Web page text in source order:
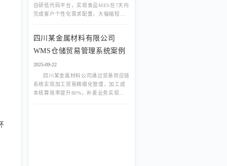
自研低代码平台，实现食品MES在7天内
完成客户个性化需求配置，大幅缩短交
四川某金属材料有限公司
WMS仓储贸易管理系统案例
2025-09-22
四川某金属材料公司通过贸易供应链
系统实现加工贸易精细化管理，加工成
本核算效率提升80%，补差业务实现全